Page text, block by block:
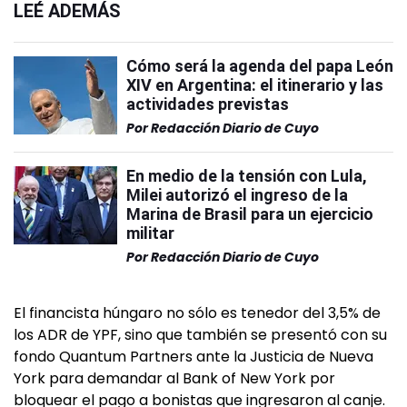
LEÉ ADEMÁS
Cómo será la agenda del papa León
XIV en Argentina: el itinerario y las
actividades previstas
PorRedacción Diario de Cuyo
En medio de la tensión con Lula,
Milei autorizó el ingreso de la
Marina de Brasil para un ejercicio
militar
PorRedacción Diario de Cuyo
El financista húngaro no sólo es tenedor del 3,5% de
los ADR de YPF, sino que también se presentó con su
fondo Quantum Partners ante la Justicia de Nueva
York para demandar al Bank of New York por
bloquear el pago a bonistas que ingresaron al canje.